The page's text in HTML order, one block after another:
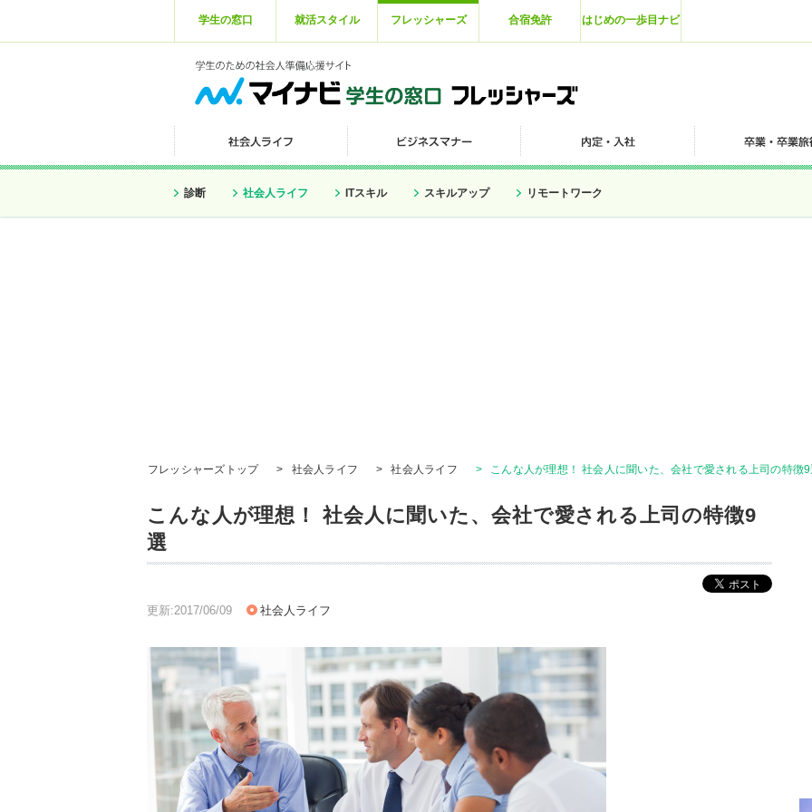
学生の窓口 就活スタイル フレッシャーズ 合宿免許 はじめの一歩目ナビ
診断 社会人ライフ ITスキル スキルアップ リモートワーク
フレッシャーズトップ > 社会人ライフ > 社会人ライフ > こんな人が理想！ 社会人に聞いた、会社で愛される上司の特徴
こんな人が理想！ 社会人に聞いた、会社で愛される上司の特徴9
選
更新:2017/06/09 社会人ライフ